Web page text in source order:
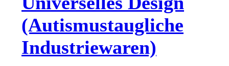
(Autismustaugliche
Industriewaren)